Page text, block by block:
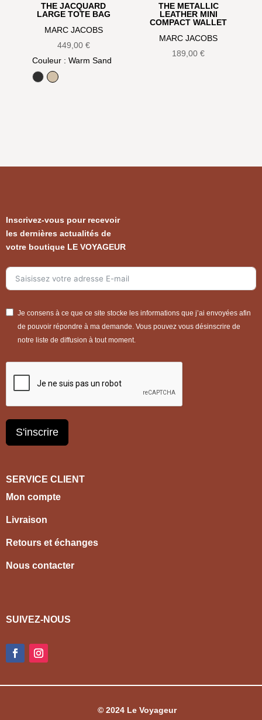
THE JACQUARD
LARGE TOTE BAG
MARC JACOBS
449,00 €
Couleur : Warm Sand
BlackWarm Sand
THE METALLIC
LEATHER MINI
COMPACT WALLET
MARC JACOBS
189,00€
Inscrivez-vous pour recevoir
les dernières actualités de
votre boutique LE VOYAGEUR
Je consens à ce que ce site stocke les informations que j’ai envoyées afin
de pouvoir répondre à ma demande. Vous pouvez vous désinscrire de
notre liste de diffusion à tout moment.
S'inscrire
SERVICE CLIENT
Mon compte
Livraison
Retours et échanges
Nous contacter
SUIVEZ-NOUS
© 2024 Le Voyageur